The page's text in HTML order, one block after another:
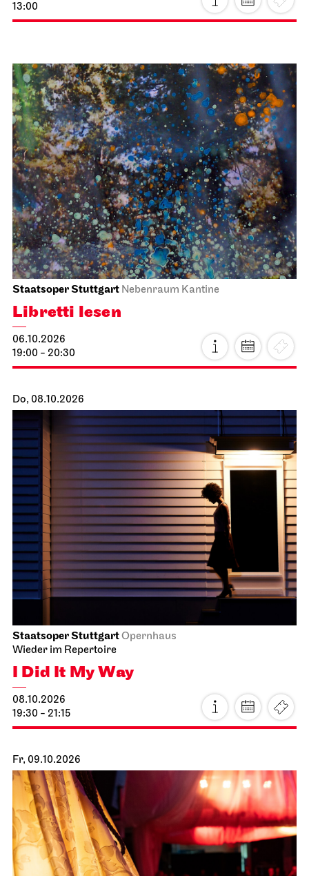
13:00
Staatsoper Stuttgart Nebenraum Kantine
Libretti lesen
06.10.2026
19:00 - 20:30
Do, 08.10.2026
Staatsoper StuttgartOpernhaus
Wieder im Repertoire
I Did It My Way
08.10.2026
19:30 - 21:15
Fr, 09.10.2026